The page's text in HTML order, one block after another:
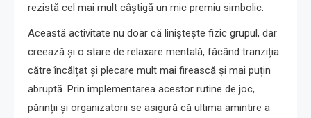
rezistă cel mai mult câștigă un mic premiu simbolic.
Această activitate nu doar că liniștește fizic grupul, dar
creează și o stare de relaxare mentală, făcând tranziția
către încălțat și plecare mult mai firească și mai puțin
abruptă. Prin implementarea acestor rutine de joc,
părinții și organizatorii se asigură că ultima amintire a